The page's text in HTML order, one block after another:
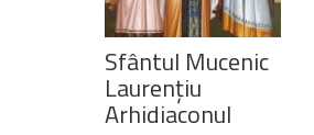
Sfântul Mucenic
Laurențiu
Arhidiaconul